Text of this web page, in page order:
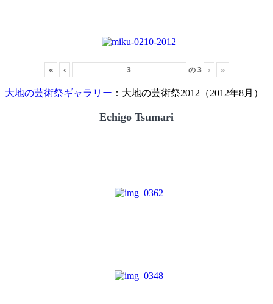
« ‹ の3 › »
大地の芸術祭ギャラリー ：大地の芸術祭2012（2012年8月）
Echigo Tsumari